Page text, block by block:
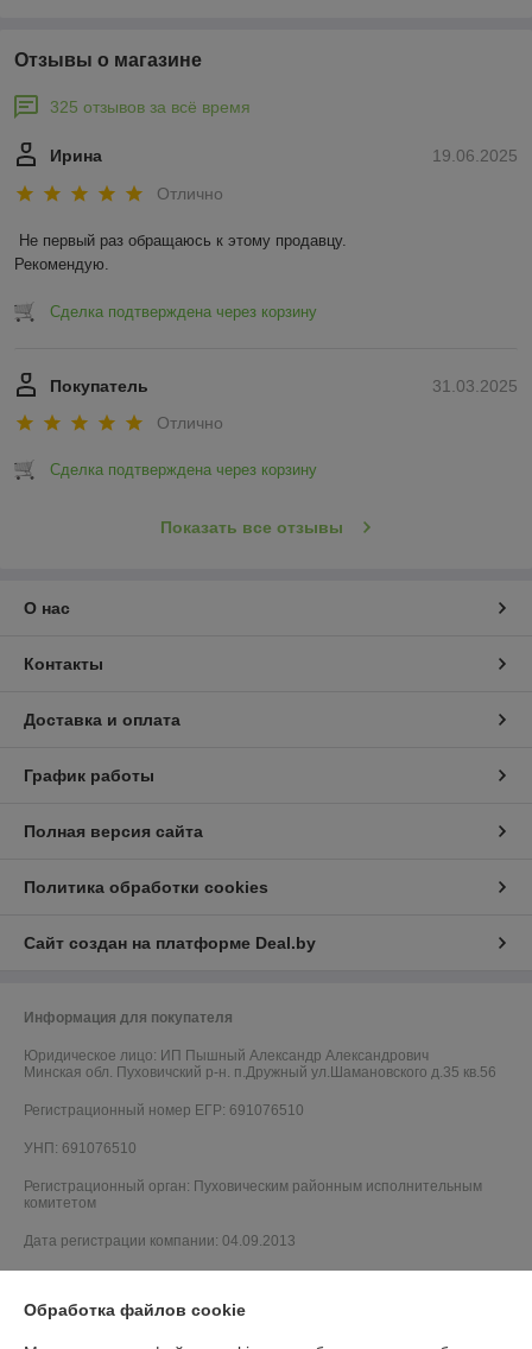
Отзывы о магазине
325 отзывов за всё время
19.06.2025
Ирина
Отлично
Не первый раз обращаюсь к этому продавцу.
Рекомендую.
Сделка подтверждена через корзину
31.03.2025
Покупатель
Отлично
Сделка подтверждена через корзину
Показать все отзывы
О нас
Контакты
Доставка и оплата
График работы
Полная версия сайта
Политика обработки cookies
Сайт создан на платформе Deal.by
Информация для покупателя
Юридическое лицо: ИП Пышный Александр Александрович
Минская обл. Пуховичский р-н. п.Дружный ул.Шамановского д.35 кв.56
Регистрационный номер ЕГР: 691076510
УНП: 691076510
Регистрационный орган: Пуховическим районным исполнительным
комитетом
Дата регистрации компании: 04.09.2013
Обработка файлов cookie